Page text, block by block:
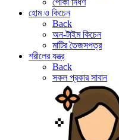
হোম ও কিচেন
Back
অন-টাইম কিচেন
মাটির তৈজসপত্র
শরীলের যন্ত্র
Back
সকল প্রকার সাবান